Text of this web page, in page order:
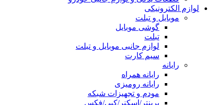
لوازم الکترونیکی
موبایل و تبلت
گوشی موبایل
تبلت
لوازم جانبی موبایل و تبلت
سیم کارت
رایانه
رایانه همراه
رایانه رومیزی
مودم و تجهیزات شبکه
پرینتر/اسکنر/کپی/فکس